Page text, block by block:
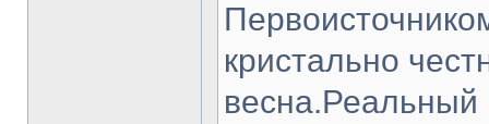
кристально
весна.Реальный